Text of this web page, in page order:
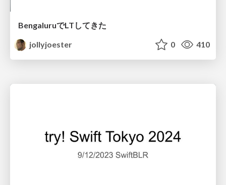
BengaluruでLTしてきた
jollyjoester
0 410